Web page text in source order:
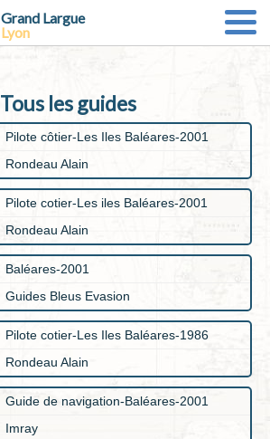
Grand Largue
Lyon
Tous les guides
Pilote côtier-Les Iles Baléares-2001
Rondeau Alain
Pilote cotier-Les iles Baléares-2001
Rondeau Alain
Baléares-2001
Guides Bleus Evasion
Pilote cotier-Les Iles Baléares-1986
Rondeau Alain
Guide de navigation-Baléares-2001
Imray